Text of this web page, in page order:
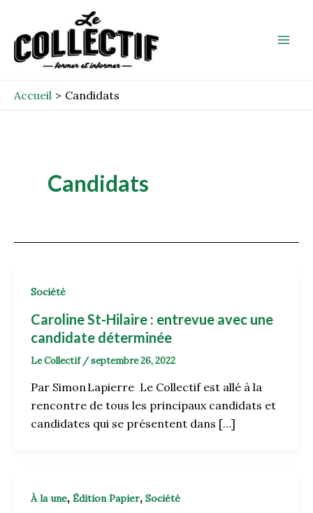
contenu
Accueil Candidats
Candidats
Société
Caroline St-Hilaire : entrevue avec une
candidate déterminée
Le Collectif /septembre 26, 2022
Par Simon Lapierre Le Collectif est allé à la
rencontre de tous les principaux candidats et
candidates qui se présentent dans […]
À la une, Édition Papier, Société